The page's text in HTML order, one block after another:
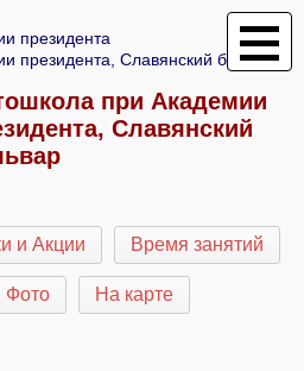
президента
президента, Славянский бульвар
при Академии
Славянский
и Акции Время занятий
Фото На карте